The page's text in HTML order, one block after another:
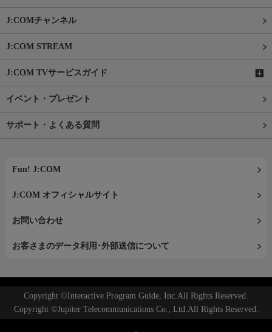
J:COMチャンネル
J:COM STREAM
J:COM TVサービスガイド
イベント・プレゼント
サポート・よくある質問
Fun! J:COM
J:COM オフィシャルサイト
お問い合わせ
お客さまのデータ利用･外部送信について
Copyright ©Interactive Program Guide, Inc.All Rights Reserved.
Copyright ©Jupiter Telecommunications Co., Ltd.All Rights Reserved.